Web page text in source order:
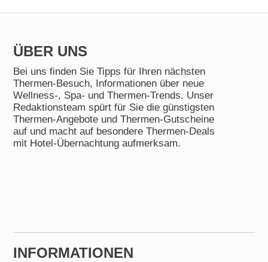
ÜBER UNS
Bei uns finden Sie Tipps für Ihren nächsten
Thermen-Besuch, Informationen über neue
Wellness-, Spa- und Thermen-Trends. Unser
Redaktionsteam spürt für Sie die günstigsten
Thermen-Angebote und Thermen-Gutscheine
auf und macht auf besondere Thermen-Deals
mit Hotel-Übernachtung aufmerksam.
INFORMA­TIONEN